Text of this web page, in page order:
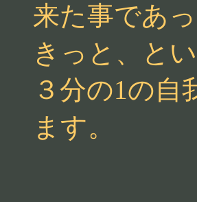
来た事であっ
きっと、と
３分の1の
ます。